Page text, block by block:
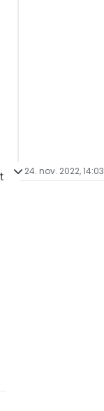
24. nov. 2022, 14:03